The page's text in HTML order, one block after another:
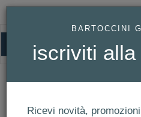
BARTOCCINI
iscriviti
Ricevi novità,